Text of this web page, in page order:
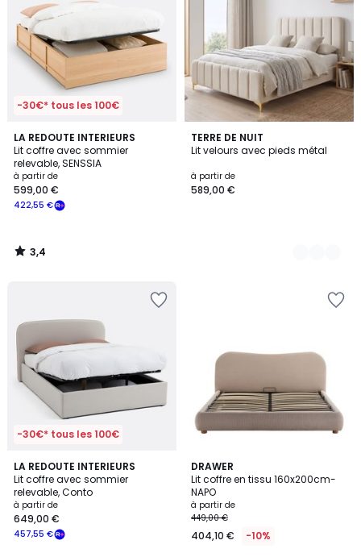
-30€* tous les 100€
LA REDOUTE INTERIEURS
Lit coffre avec sommier
relevable, SENSSIA
à partir de
422,55 €
599,00 €
3,4
/ 5
3,4
/
TERRE DE NUIT
Lit velours avec pieds métal
à partir de
589,00 €
2
Couleurs
-30€* tous les 100€
LA REDOUTE INTERIEURS
Lit coffre avec sommier
relevable, Conto
à partir de
457,55 €
649,00 €
3,8
/ 5
2
Couleurs
DRAWER
Lit coffre en tissu 160x200cm-
NAPO
à partir de
449,00 €
404,10 € -10%
2
Couleurs